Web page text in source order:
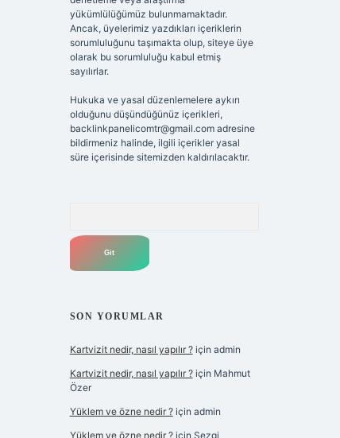
yükümlülüğümüz bulunmamaktadır.
Ancak, üyelerimiz yazdıkları içeriklerin
sorumluluğunu taşımakta olup, siteye üye
olarak bu sorumluluğu kabul etmiş
sayılırlar.
Hukuka ve yasal düzenlemelere aykırı
olduğunu düşündüğünüz içerikleri,
backlinkpanelicomtr@gmail.comadresine
bildirmeniz halinde, ilgili içerikler yasal
süre içerisinde sitemizden kaldırılacaktır.
SON YORUMLAR
Kartvizit nedir, nasıl yapılır ?için admin
Kartvizit nedir, nasıl yapılır ?için Mahmut
Özer
Yüklem ve özne nedir ?için admin
Yüklem ve özne nedir ?için Sezgi